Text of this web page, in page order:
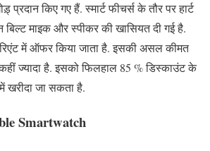
प्रदान किए गए हैं. स्मार्ट फीचर्स के तौर पर हार्ट
बिल्ट माइक और स्पीकर की खासियत दी गई है.
में ऑफर किया जाता है. इसकी असल कीमत
ज्यादा है. इसको फिलहाल 85 % डिस्काउंट के
खरीदा जा सकता है.
Smartwatch